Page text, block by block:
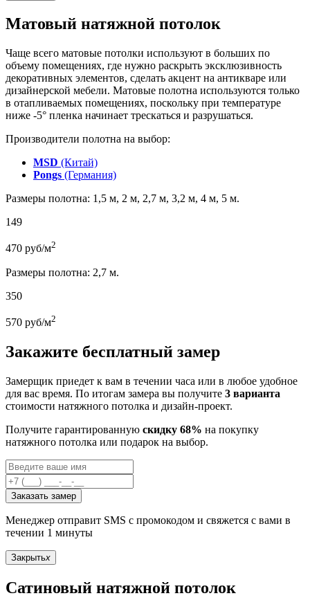
Матовый натяжной потолок
Чаще всего матовые потолки используют в больших по
объему помещениях, где нужно раскрыть эксклюзивность
декоративных элементов, сделать акцент на антикваре или
дизайнерской мебели. Матовые полотна используются только
в отапливаемых помещениях, поскольку при температуре
ниже -5° пленка начинает трескаться и разрушаться.
Производители полотна на выбор:
MSD (Китай)
Pongs (Германия)
Размеры полотна: 1,5 м, 2 м, 2,7 м, 3,2 м, 4 м, 5 м.
149
470 руб/м2
Размеры полотна: 2,7 м.
350
570 руб/м2
Закажите бесплатный замер
Замерщик приедет к вам в течении часа или в любое удобное
для вас время. По итогам замера вы получите 3 варианта
стоимости натяжного потолка и дизайн-проект.
Получите гарантированную скидку 68% на покупку
натяжного потолка или подарок на выбор.
Заказать замер
Менеджер отправит SMS с промокодом и свяжется с вами в
течении 1 минуты
Закрытьx
Сатиновый натяжной потолок